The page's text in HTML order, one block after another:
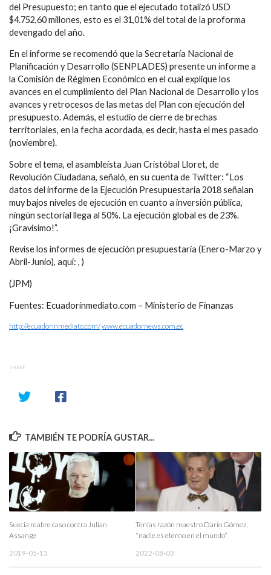
del Presupuesto; en tanto que el ejecutado totalizó USD
$4.752,60 millones, esto es el 31,01% del total de la proforma
devengado del año.
En el informe se recomendó que la Secretaría Nacional de
Planificación y Desarrollo (SENPLADES) presente un informe a
la Comisión de Régimen Económico en el cual explique los
avances en el cumplimiento del Plan Nacional de Desarrollo y los
avances y retrocesos de las metas del Plan con ejecución del
presupuesto. Además, el estudio de cierre de brechas
territoriales, en la fecha acordada, es decir, hasta el mes pasado
(noviembre).
Sobre el tema, el asambleísta Juan Cristóbal Lloret, de
Revolución Ciudadana, señaló, en su cuenta de Twitter: “Los
datos del informe de la Ejecución Presupuestaria 2018 señalan
muy bajos niveles de ejecución en cuanto a inversión pública,
ningún sectorial llega al 50%. La ejecución global es de 23%.
¡Gravísimo!”.
Revise los informes de ejecución presupuestaria (Enero-Marzo y
Abril-Junio), aquí: , )
(JPM)
Fuentes: Ecuadorinmediato.com – Ministerio de Finanzas
http://ecuadorinmediato.com/www.ecuadornews.com.ec
SHARE
TAMBIÉN TE PODRÍA GUSTAR...
Suecia reabre caso contra Julian
Assange
2019-05-13
Tenías razón maestro Darío Gómez,
“nadie es eterno en el mundo”
2022-08-03